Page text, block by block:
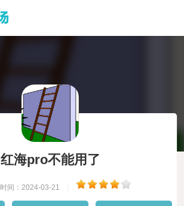
红海pro不能用了
时间：2024-03-21